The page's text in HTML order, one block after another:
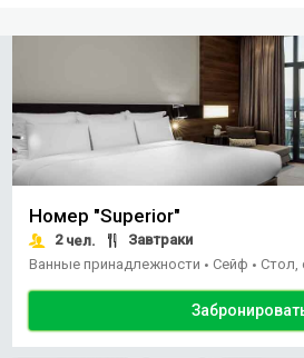
Номер "Superior"
2чел.
Завтраки
Ванные принадлежности • Сейф • Стол,